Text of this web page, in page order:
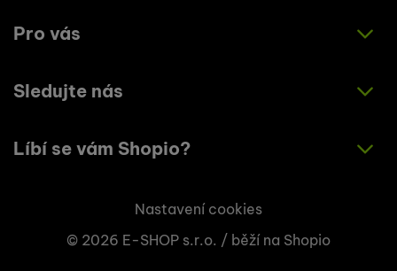
Jak nakupovat
Zásady ochrany osobních údajů
Pro vás
O nás
Sledujte nás
Instagram
Líbí se vám Shopio?
+420 773 033 003
Nastavení cookies
© 2026 E-SHOP s.r.o. / běží na Shopio